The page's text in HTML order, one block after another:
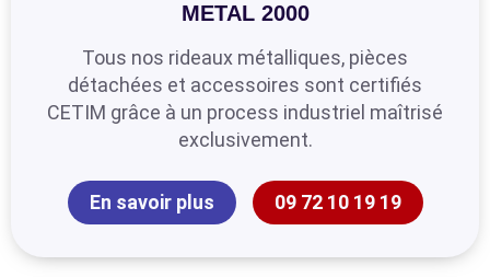
METAL 2000
Tous nos rideaux métalliques, pièces
détachées et accessoires sont certifiés
CETIM grâce à un process industriel maîtrisé
exclusivement.
En savoir plus 09 72 10 19 19